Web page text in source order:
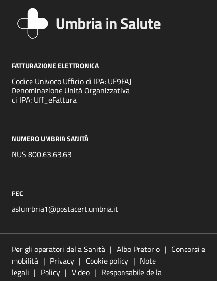
FATTURAZIONE ELETTRONICA
Codice Univoco Ufficio di IPA: UF9FAJ
Denominazione Unità Organizzativa
di IPA: Uff_eFattura
NUMERO UMBRIA SANITÀ
NUS 800.63.63.63
PEC
aslumbria1@postacert.umbria.it
Per gli operatori della Sanità Albo Pretorio
Concorsi e
mobilità
Privacy Cookie policy
Note
legali
Policy Video
Responsabile della